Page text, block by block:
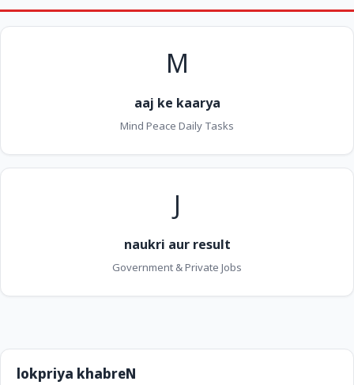
M
aaj ke kaarya
Mind Peace Daily Tasks
J
naukri aur result
Government & Private Jobs
lokpriya khabreN